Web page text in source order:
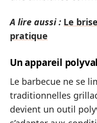
A lire aussi : Le
pratique
Un appareil
Le barbecue ne se
traditionnelles
devient un outil